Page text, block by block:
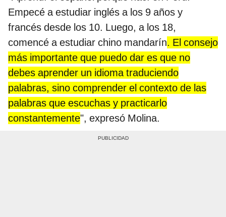
Empecé a estudiar inglés a los 9 años y
francés desde los 10. Luego, a los 18,
comencé a estudiar chino mandarín. El consejo
más importante que puedo dar es que no
debes aprender un idioma traduciendo
palabras, sino comprender el contexto de las
palabras que escuchas y practicarlo
constantemente", expresó Molina.